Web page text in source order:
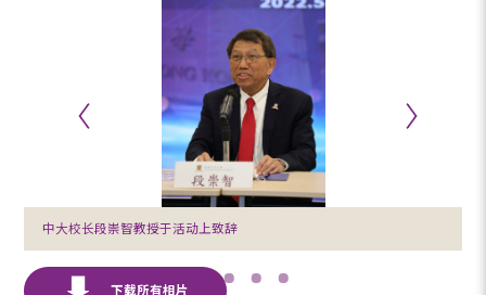
中大校长段崇智教授于活动上致辞